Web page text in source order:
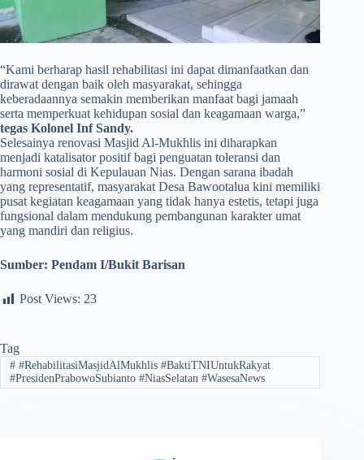
​“Kami berharap hasil rehabilitasi ini dapat dimanfaatkan dan
dirawat dengan baik oleh masyarakat, sehingga
keberadaannya semakin memberikan manfaat bagi jamaah
serta memperkuat kehidupan sosial dan keagamaan warga,”
tegas Kolonel Inf Sandy.
Selesainya renovasi Masjid Al-Mukhlis ini diharapkan
menjadi katalisator positif bagi penguatan toleransi dan
harmoni sosial di Kepulauan Nias. Dengan sarana ibadah
yang representatif, masyarakat Desa Bawootalua kini memiliki
pusat kegiatan keagamaan yang tidak hanya estetis, tetapi juga
fungsional dalam mendukung pembangunan karakter umat
yang mandiri dan religius.
Sumber: Pendam I/Bukit Barisan
Post Views: 23
Tag
##RehabilitasiMasjidAlMukhlis #BaktiTNIUntukRakyat
#PresidenPrabowoSubianto #NiasSelatan #WasesaNews